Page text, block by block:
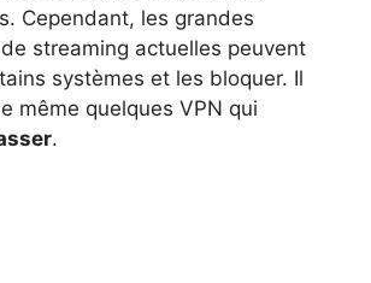
Cependant, les grandes
streaming actuelles peuvent
systèmes et les bloquer. Il
même quelques VPN qui
.